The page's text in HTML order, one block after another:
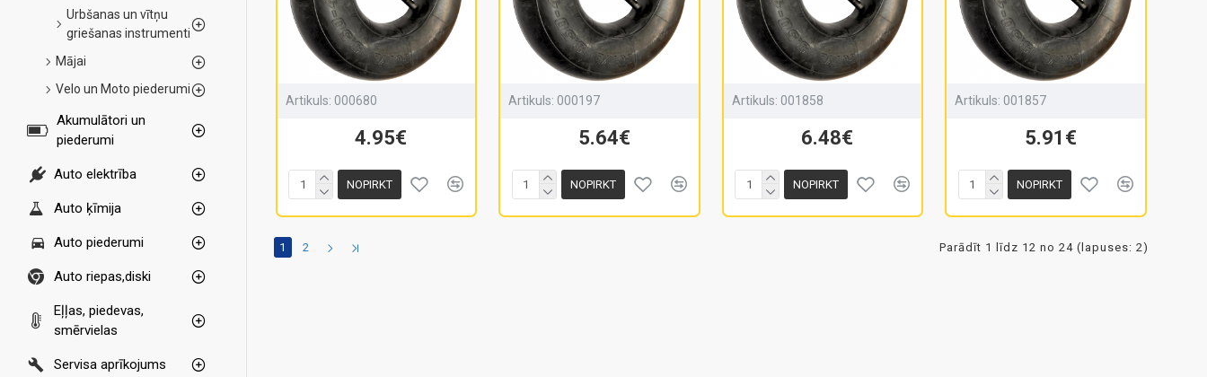
Urbšanas un vītņu
griešanas instrumenti
Mājai
Velo un Moto piederumi
Akumulātori un
piederumi
Auto elektrība
Auto ķīmija
Auto piederumi
Auto riepas,diski
Eļļas, piedevas,
smērvielas
Servisa aprīkojums
Artikuls: 000680
4.95€
NOPIRKT
Artikuls: 000197
5.64€
NOPIRKT
Artikuls: 001858
6.48€
NOPIRKT
Artikuls: 001857
5.91€
NOPIRKT
1 2 Parādīt 1 līdz 12 no 24 (lapuses: 2)